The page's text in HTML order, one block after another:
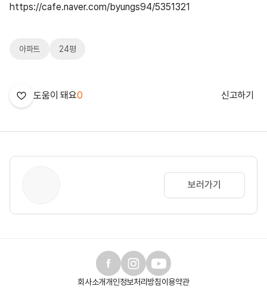
https://cafe.naver.com/byungs94/5351321
아파트 24평
도움이 돼요0 신고하기
보러가기
회사소개개인정보처리방침이용약관